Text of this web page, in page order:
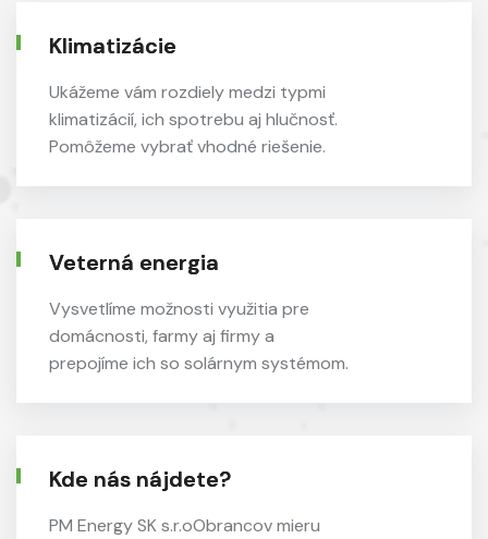
Klimatizácie
Ukážeme vám rozdiely medzi typmi
klimatizácií, ich spotrebu aj hlučnosť.
Pomôžeme vybrať vhodné riešenie.
Veterná energia
Vysvetlíme možnosti využitia pre
domácnosti, farmy aj firmy a
prepojíme ich so solárnym systémom.
Kde nás nájdete?
PM Energy SK s.r.oObrancov mieru